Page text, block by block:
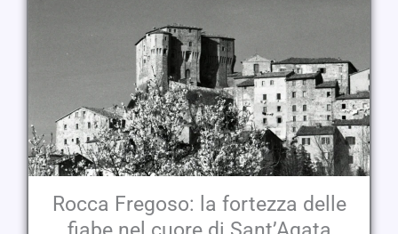
Rocca Fregoso: la fortezza delle